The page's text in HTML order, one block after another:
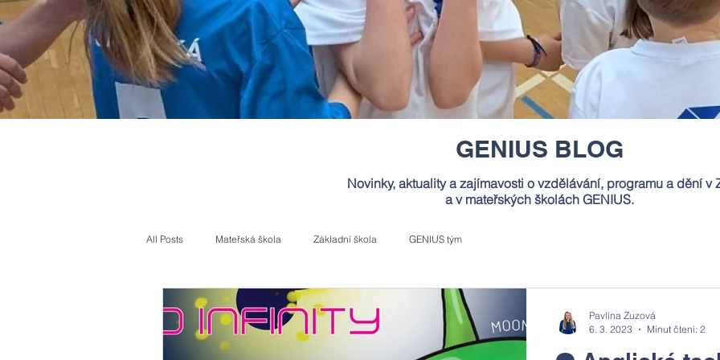
GENIUS BLOG
Novinky, aktuality a zajímavosti o vzdělávání, programu a dění v
a v mateřských školách GENIUS.
All Posts Mateřská škola Základní škola GENIUS tým
Pavlína Zuzová
6. 3. 2023
Minut čtení: 2